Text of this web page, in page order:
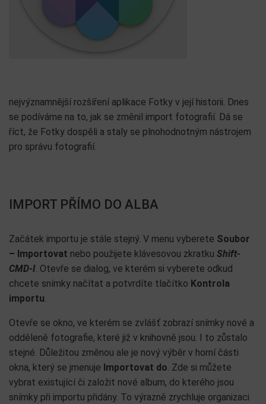
nejvýznamnější rozšíření aplikace Fotky v její historii. Dnes
se podíváme na to, jak se změnil import fotografií. Dá se
říct, že Fotky dospěli a staly se plnohodnotným nástrojem
pro správu fotografií.
IMPORT PŘÍMO DO ALBA
Začátek importu je stále stejný. V menu vyberete Soubor
– Importovat nebo použijete klávesovou zkratku Shift-
CMD-I. Otevře se dialog, ve kterém si vyberete odkud
chcete snímky načítat a potvrdíte tlačítko Kontrola
importu.
Otevře se okno, ve kterém se zvlášť zobrazí snímky nové a
odděleně fotografie, které již v knihovně jsou. I to zůstalo
stejné. Důležitou změnou ale je nový výběr v horní části
okna, který se jmenuje Importovat do. Zde si můžete
vybrat existující či založit nové album, do kterého jsou
snímky při importu přidány. To výrazně zrychluje organizaci